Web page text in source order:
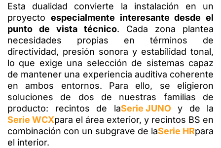
Esta dualidad convierte la instalación en un
proyecto especialmente interesante desde el
punto de vista técnico. Cada zona plantea
necesidades propias en términos de
directividad, presión sonora y estabilidad tonal,
lo que exige una selección de sistemas capaz
de mantener una experiencia auditiva coherente
en ambos entornos. Para ello, se eligieron
soluciones de dos de nuestras familias de
producto: recintos de laSerie JUNO y de la
Serie WCXpara el área exterior, y recintos BS en
combinación con un subgrave de laSerie HRpara
el interior.